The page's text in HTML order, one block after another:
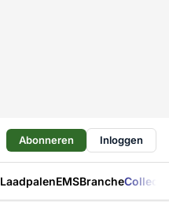
Abonneren Inloggen
LaadpalenEMSBranche